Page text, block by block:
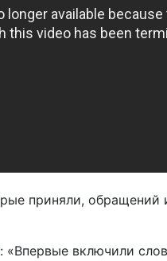
приняли, обращений
«Впервые включили